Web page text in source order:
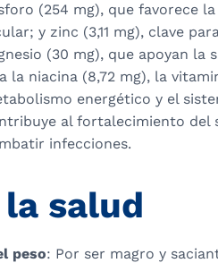
(254 mg), que favorece
y zinc (3,11 mg), clave
(30 mg), que apoyan la
la niacina (8,72 mg), la
energético y el
al fortalecimiento del
infecciones.
salud
peso: Por ser magro y